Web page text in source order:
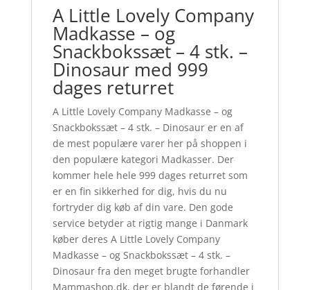
A Little Lovely Company
Madkasse – og
Snackbokssæt – 4 stk. –
Dinosaur med 999
dages returret
A Little Lovely Company Madkasse – og
Snackbokssæt – 4 stk. – Dinosaur er en af
de mest populære varer her på shoppen i
den populære kategori Madkasser. Der
kommer hele hele 999 dages returret som
er en fin sikkerhed for dig, hvis du nu
fortryder dig køb af din vare. Den gode
service betyder at rigtig mange i Danmark
køber deres A Little Lovely Company
Madkasse – og Snackbokssæt – 4 stk. –
Dinosaur fra den meget brugte forhandler
Mammashop.dk, der er blandt de førende i